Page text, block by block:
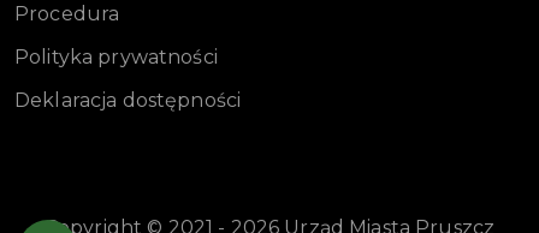
Procedura
Polityka prywatności
Deklaracja dostępności
Copyright © 2021 - 2026 Urząd Miasta Pruszcz